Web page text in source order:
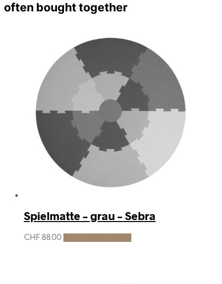
often bought together
Spielmatte – grau – Sebra
CHF 88.00